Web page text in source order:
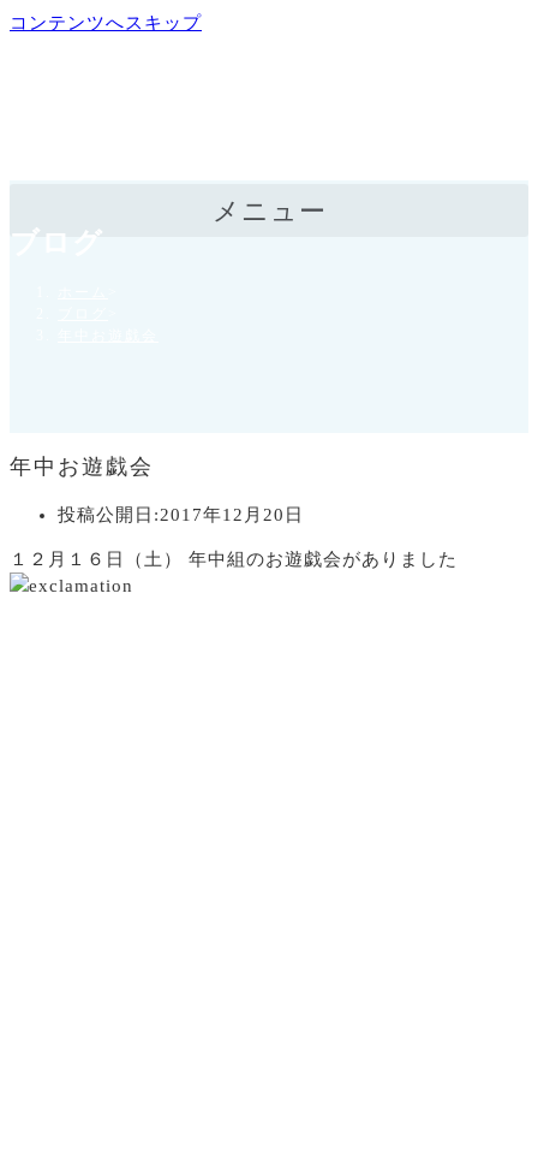
コンテンツへスキップ
メニュー
ブログ
年中お遊戯会
投稿公開日:2017年12月20日
１２月１６日（土） 年中組のお遊戯会がありました